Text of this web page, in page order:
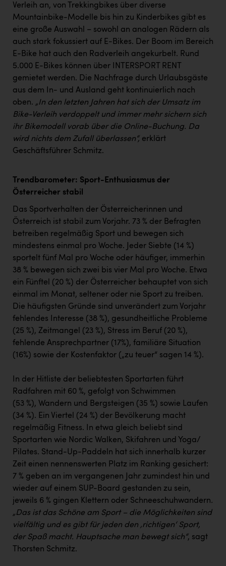
Verleih an, von Trekkingbikes über diverse
Mountainbike-Modelle bis hin zu Kinderbikes gibt es
eine große Auswahl – sowohl an analogen Rädern als
auch stark fokussiert auf E-Bikes. Der Boom im Bereich
E-Bike hat auch den Radverleih angekurbelt. Rund
5.000 E-Bikes können über INTERSPORT RENT
gemietet werden. Die Nachfrage durch Urlaubsgäste
aus dem In- und Ausland geht kontinuierlich nach
oben. „In den letzten Jahren hat sich der Umsatz im
Bike-Verleih verdoppelt und immer mehr sichern sich
ihr Bikemodell vorab über die Online-Buchung. Da
wird nichts dem Zufall überlassen“, erklärt
Geschäftsführer Schmitz.
Trendbarometer: Sport-Enthusiasmus der
Österreicher stabil
Das Sportverhalten der Österreicherinnen und
Österreich ist stabil zum Vorjahr. 73 % der Befragten
betreiben regelmäßig Sport und bewegen sich
mindestens einmal pro Woche. Jeder Siebte (14 %)
sportelt fünf Mal pro Woche oder häufiger, immerhin
38 % bewegen sich zwei bis vier Mal pro Woche. Etwa
ein Fünftel (20 %) der Österreicher behauptet von sich
einmal im Monat, seltener oder nie Sport zu treiben.
Die häufigsten Gründe sind unverändert zum Vorjahr
fehlendes Interesse (38 %), gesundheitliche Probleme
(25 %), Zeitmangel (23 %), Stress im Beruf (20 %),
fehlende Ansprechpartner (17%), familiäre Situation
(16%) sowie der Kostenfaktor („zu teuer“ sagen 14 %).
In der Hitliste der beliebtesten Sportarten führt
Radfahren mit 60 %, gefolgt von Schwimmen
(53 %), Wandern und Bergsteigen (35 %) sowie Laufen
(34 %). Ein Viertel (24 %) der Bevölkerung macht
regelmäßig Fitness. In etwa gleich beliebt sind
Sportarten wie Nordic Walken, Skifahren und Yoga/
Pilates. Stand-Up-Paddeln hat sich innerhalb kurzer
Zeit einen nennenswerten Platz im Ranking gesichert:
7 % geben an im vergangenen Jahr zumindest hin und
wieder auf einem SUP-Board gestanden zu sein,
jeweils 6 % gingen Klettern oder Schneeschuhwandern.
„Das ist das Schöne am Sport – die Möglichkeiten sind
vielfältig und es gibt für jeden den ‚richtigen‘ Sport,
der Spaß macht. Hauptsache man bewegt sich“, sagt
Thorsten Schmitz.